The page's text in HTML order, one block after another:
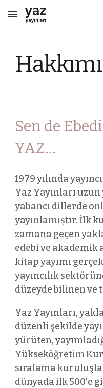
Skip to main content
Sen de
YAZ...
1979 yılında
Yaz Yayınları
yabancı dillerde
yayınlamıştır. İlk
zamana geçen
edebi ve akademik
kitap yayımı
yayıncılık
düzeyde bilinen ve
Yaz Yayınları,
düzenli şekilde
yürüten,
Yükseköğretim
sıralama
dünyada ilk 500’e